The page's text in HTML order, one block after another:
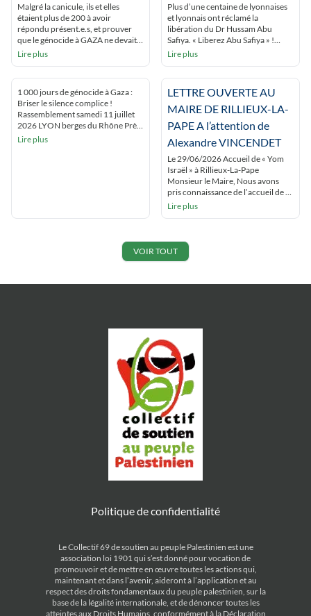
Malgré la canicule, ils et elles
étaient plus de 200 à avoir
répondu présent.e.s, et prouver
que le génocide à GAZA ne devait
pas être oublié ! Ils et elles
Enfin, ils se sont montré solidaires
des militants réprimés pour leur
soutien au peuple […]
Lire plus
Plus d’une centaine de lyonnaises
et lyonnais ont réclamé la
libération du Dr Hussam Abu
Safiya. « Liberez Abu Safiya » !
« Gaza Gaza Lyon est avec toi » ! Le
d’honneur. Les intervenants, dont
une soignante ont réclamé […]
Lire plus
1 000 jours de génocide à Gaza :
Briser le silence complice !
Rassemblement samedi 11 juillet
2026 LYON berges du Rhône Près
de 500 lyonnais.es ont tenu à
Lire plus
LETTRE OUVERTE AU
MAIRE DE RILLIEUX-LA-
PAPE A l’attention de
Alexandre VINCENDET
Le 29/06/2026 Accueil de « Yom
Israël » à Rillieux-La-Pape
Monsieur le Maire, Nous avons
pris connaissance de l’accueil de «
Yom Israël » initialement prévue le
canicule, cet événement, faisant la
promotion d’Israël, a […]
Lire plus
VOIR TOUT
Politique de confidentialité
Le Collectif 69 de soutien au peuple Palestinien est une
association loi 1901 qui s’est donné pour vocation de
promouvoir et de mettre en œuvre toutes les actions qui,
maintenant et dans l’avenir, aideront à l’application et au
respect des droits fondamentaux du peuple palestinien, sur la
base de la légalité internationale, et de dénoncer toutes les
atteintes aux Droits Humains, conformément à la Déclaration